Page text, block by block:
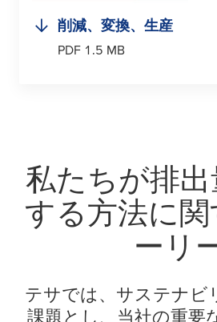
削減、変換、生産
PDF 1.5 MB
私たちが排
する方法に関
ーリ
テサでは、サステナビ
課題とし、当社の重要